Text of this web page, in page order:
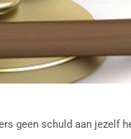
geen schuld aan jezelf